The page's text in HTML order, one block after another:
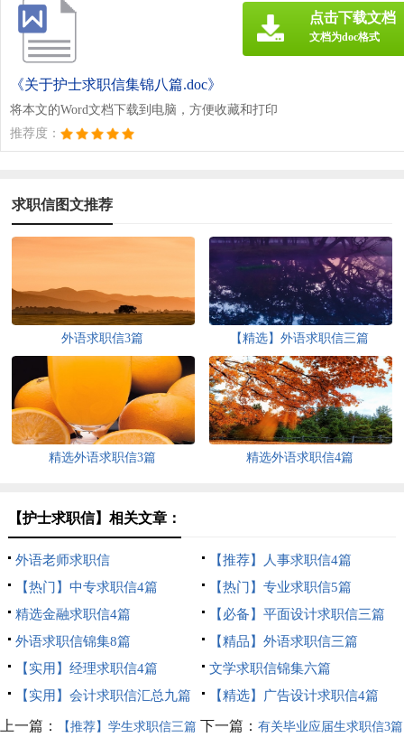
《关于护士求职信集锦八篇.doc》
将本文的Word文档下载到电脑，方便收藏和打印
推荐度：
点击下载文档
文档为doc格式
求职信图文推荐
外语求职信3篇 【精选】外语求职信三篇
精选外语求职信3篇 精选外语求职信4篇
【护士求职信】相关文章：
外语老师求职信
【推荐】人事求职信4篇
【热门】中专求职信4篇
【热门】专业求职信5篇
精选金融求职信4篇
【必备】平面设计求职信三篇
外语求职信锦集8篇
【精品】外语求职信三篇
【实用】经理求职信4篇
文学求职信锦集六篇
【实用】会计求职信汇总九篇
【精选】广告设计求职信4篇
上一篇： 【推荐】学生求职信三篇 下一篇： 有关毕业应届生求职信3篇